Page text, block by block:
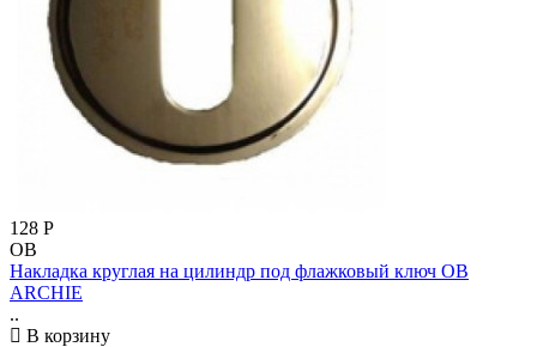
128 Р
OB
Накладка круглая на цилиндр под флажковый ключ OB
ARCHIE
..
В корзину